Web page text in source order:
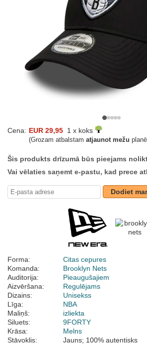
Cena: EUR 29,95 1 x koks
(Grozam atbalstam atjaunot mežu
Šis produkts drīzumā būs pieejams
Vai vēlaties saņemt e-pastu, kad prece
Dodiet
Forma:
Citas cepures
Komanda:
Brooklyn Nets
Auditorija:
Pieaugušajiem
Aizvēršana:
Regulējams
Dizains:
Unisekss
Līga:
NBA
Maliņš:
izliekta
Siluets:
9FORTY
Krāsa:
Melns
Stāvoklis:
Jauns; 100% autentisks